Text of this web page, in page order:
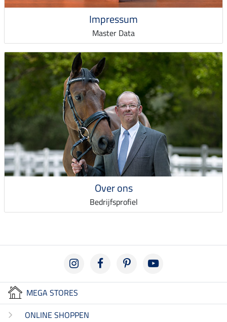
Impressum
Master Data
Over ons
Bedrijfsprofiel
MEGA STORES
ONLINE SHOPPEN